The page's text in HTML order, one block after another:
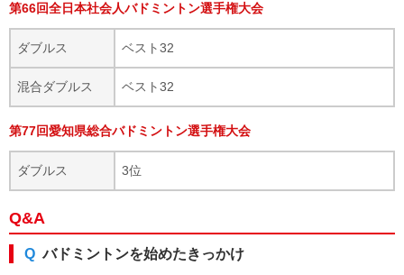
第66回全日本社会人バドミントン選手権大会
ダブルス ベスト32
混合ダブルス ベスト32
第77回愛知県総合バドミントン選手権大会
ダブルス 3位
Q&A
Q バドミントンを始めたきっかけ